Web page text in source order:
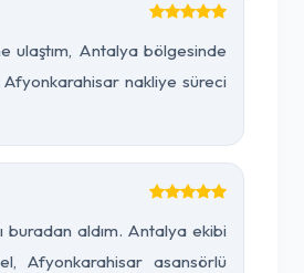
ulaştım, Antalya bölgesinde
nakliye süreci
buradan aldım. Antalya ekibi
Afyonkarahisar asansörlü